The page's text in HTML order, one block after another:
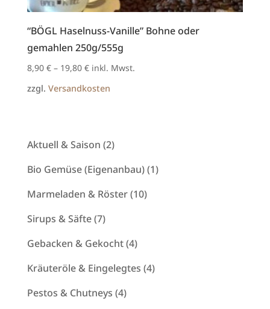
“BÖGL Haselnuss-Vanille” Bohne oder
gemahlen 250g/555g
8,90 €– 19,80 € inkl. Mwst.
zzgl. Versandkosten
Aktuell & Saison 22
Produkte
Bio Gemüse (Eigenanbau) 11
Marmeladen & Röster 1010
Sirups & Säfte 77
Produkte
Gebacken & Gekocht 44
Produkte
Kräuteröle & Eingelegtes 44
Pestos & Chutneys 44